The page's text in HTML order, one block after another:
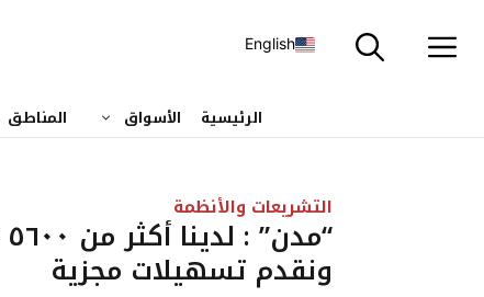
إلى
English
الرئيسية الأسواق المناطق
التشريعات والأنظمة
ونقدم تسهيلات مجزية